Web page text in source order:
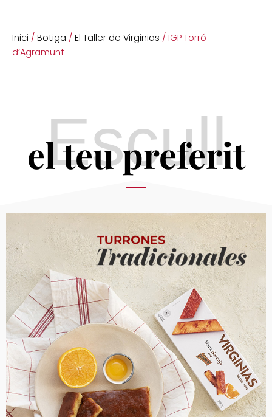
Inici / Botiga / El Taller de Virginias / IGP Torró
d’Agramunt
Escull
el teu preferit